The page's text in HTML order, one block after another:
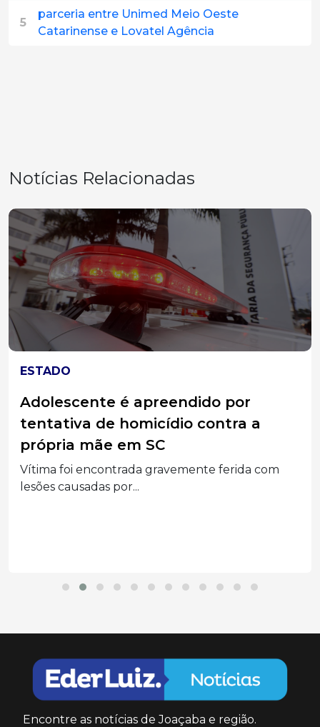
5
parceria entre Unimed Meio Oeste
Catarinense e Lovatel Agência
Notícias Relacionadas
ESTADO
Adolescente é apreendido por
tentativa de homicídio contra a
própria mãe em SC
Vítima foi encontrada gravemente ferida com
lesões causadas por...
Encontre as notícias de Joaçaba e região.